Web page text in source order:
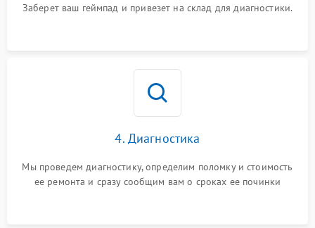
Заберет ваш геймпад и привезет на склад для диагностики.
4. Диагностика
Мы проведем диагностику, определим поломку и стоимость
ее ремонта и сразу сообщим вам о сроках ее починки